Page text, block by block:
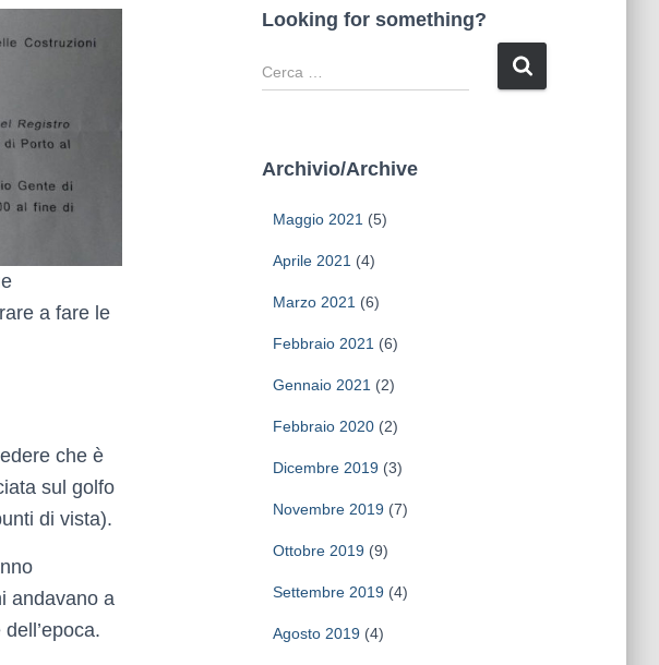
a fare le
che è
sul golfo
di vista).
andavano a
Looking for something?
R
i
Archivio/Archive
Maggio 2021 (5)
Aprile 2021 (4)
Marzo 2021 (6)
Febbraio 2021 (6)
Gennaio 2021 (2)
Febbraio 2020(2)
Dicembre 2019(3)
Novembre 2019(7)
Ottobre 2019(9)
Settembre 2019(4)
Agosto 2019(4)